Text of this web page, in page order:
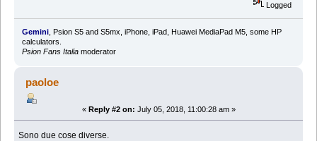
Logged
Gemini, Psion S5 and S5mx, iPhone, iPad, Huawei MediaPad M5, some HP
calculators.
Psion Fans Italiamoderator
paoloe
« Reply #2 on: July 05, 2018, 11:00:28 am »
Sono due cose diverse.